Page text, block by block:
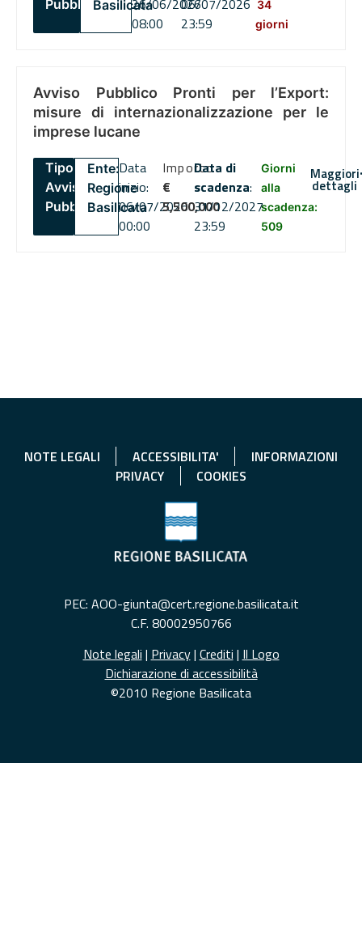
PubblicoBasilicata26/06/2026
08:00
06/07/2026
23:59
34
giorni
Avviso Pubblico Pronti per l’Export:
misure di internazionalizzazione per le
imprese lucane
Tipo:
Avviso
Pubblico
Ente:
Regione
Basilicata
Data
inizio:
06/07/2026
00:00
Importo
€
5,500,000
Data di
scadenza:
31/12/2027
23:59
Giorni
alla
scadenza:
509
Maggiori
dettagli
NOTE LEGALI ACCESSIBILITA'
INFORMAZIONI
PRIVACY
COOKIES
PEC: AOO-giunta@cert.regione.basilicata.it
C.F. 80002950766
Note legali | Privacy| Crediti | Il Logo
Dichiarazione di accessibilità
©2010 Regione Basilicata